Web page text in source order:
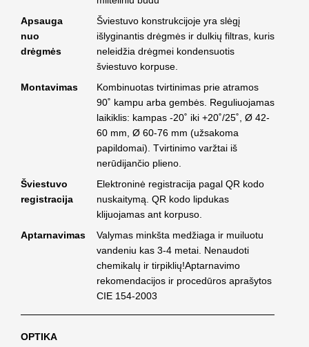
Apsauga
nuo
drėgmės
Šviestuvo konstrukcijoje yra slėgį
išlyginantis drėgmės ir dulkių filtras, kuris
neleidžia drėgmei kondensuotis
šviestuvo korpuse.
Montavimas
Kombinuotas tvirtinimas prie atramos
90˚ kampu arba gembės. Reguliuojamas
laikiklis: kampas -20˚ iki +20˚/25˚, Ø 42-
60 mm, Ø 60-76 mm (užsakoma
papildomai). Tvirtinimo varžtai iš
nerūdijančio plieno.
Šviestuvo
registracija
Elektroninė registracija pagal QR kodo
nuskaitymą. QR kodo lipdukas
klijuojamas ant korpuso.
Aptarnavimas
Valymas minkšta medžiaga ir muiluotu
vandeniu kas 3-4 metai. Nenaudoti
chemikalų ir tirpiklių!Aptarnavimo
rekomendacijos ir procedūros aprašytos
CIE 154-2003
OPTIKA